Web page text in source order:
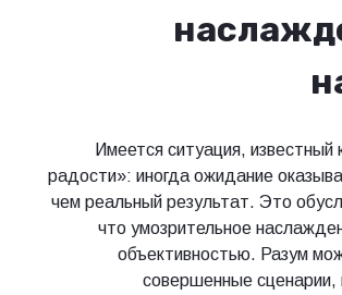
Имеется ситуация, известный
радости»: иногда ожидание
чем реальный результат. Это
что умозрительное
объективностью. Разум
совершенные сценарии,